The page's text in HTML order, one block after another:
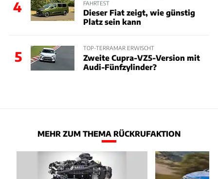
4
FAHRTEST
Dieser Fiat zeigt, wie günstig
Platz sein kann
5
TOP-TERRAMAR ERWISCHT
Zweite Cupra-VZ5-Version mit
Audi-Fünfzylinder?
MEHR ZUM THEMA RÜCKRUFAKTION